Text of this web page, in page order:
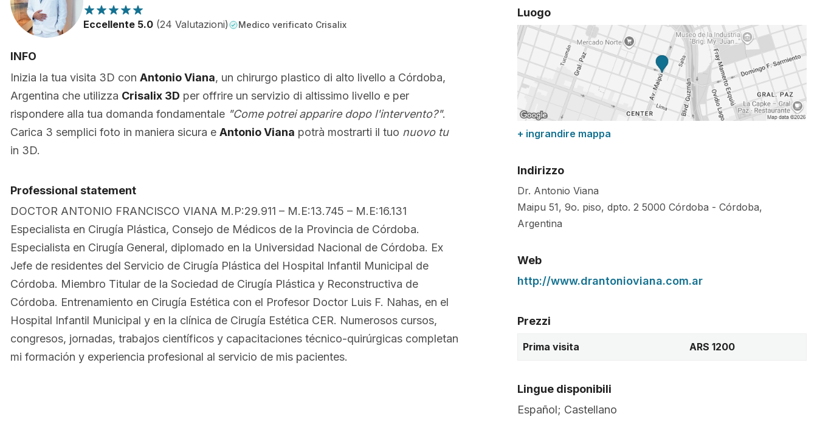
Eccellente 5.0 (24 Valutazioni) Medico verificato Crisalix
INFO
Inizia la tua visita 3D con Antonio Viana, un chirurgo plastico di alto livello a Córdoba,
Argentina che utilizza Crisalix 3D per offrire un servizio di altissimo livello e per
rispondere alla tua domanda fondamentale "Come potrei apparire dopo l'intervento?".
Carica 3 semplici foto in maniera sicura e Antonio Viana potrà mostrarti il tuo nuovo tu
in 3D.
Professional statement
DOCTOR ANTONIO FRANCISCO VIANA M.P:29.911 – M.E:13.745 – M.E:16.131
Especialista en Cirugía Plástica, Consejo de Médicos de la Provincia de Córdoba.
Especialista en Cirugía General, diplomado en la Universidad Nacional de Córdoba. Ex
Jefe de residentes del Servicio de Cirugía Plástica del Hospital Infantil Municipal de
Córdoba. Miembro Titular de la Sociedad de Cirugía Plástica y Reconstructiva de
Córdoba. Entrenamiento en Cirugía Estética con el Profesor Doctor Luis F. Nahas, en el
Hospital Infantil Municipal y en la clínica de Cirugía Estética CER. Numerosos cursos,
congresos, jornadas, trabajos científicos y capacitaciones técnico-quirúrgicas completan
mi formación y experiencia profesional al servicio de mis pacientes.
Luogo
+ ingrandire mappa
Indirizzo
Dr. Antonio Viana
Maipu 51, 9o. piso, dpto. 2 5000 Córdoba - Córdoba,
Argentina
Web
http://www.drantonioviana.com.ar
Prezzi
Prima visita ARS 1200
Lingue disponibili
Español; Castellano